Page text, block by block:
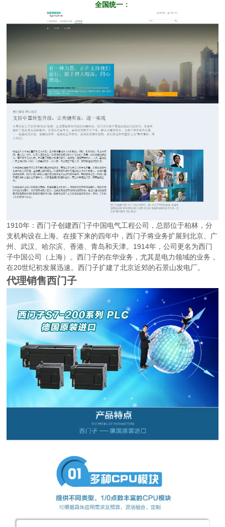
全国统一：
1910年：西门子创建西门子中国电气工程公司，总部位于柏林，分
支机构设在上海。在接下来的四年中，西门子将业务扩展到北京、广
州、武汉、哈尔滨、香港、青岛和天津。1914年，公司更名为西门
子中国公司（上海）。西门子的在华业务，尤其是电力领域的业务，
在20世纪初发展迅速。西门子扩建了北京近郊的石景山发电厂。
代理销售西门子